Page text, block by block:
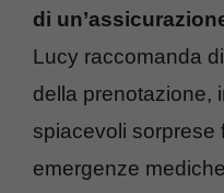
di
Lucy raccomanda
della prenotazione,
spiacevoli sorprese
emergenze